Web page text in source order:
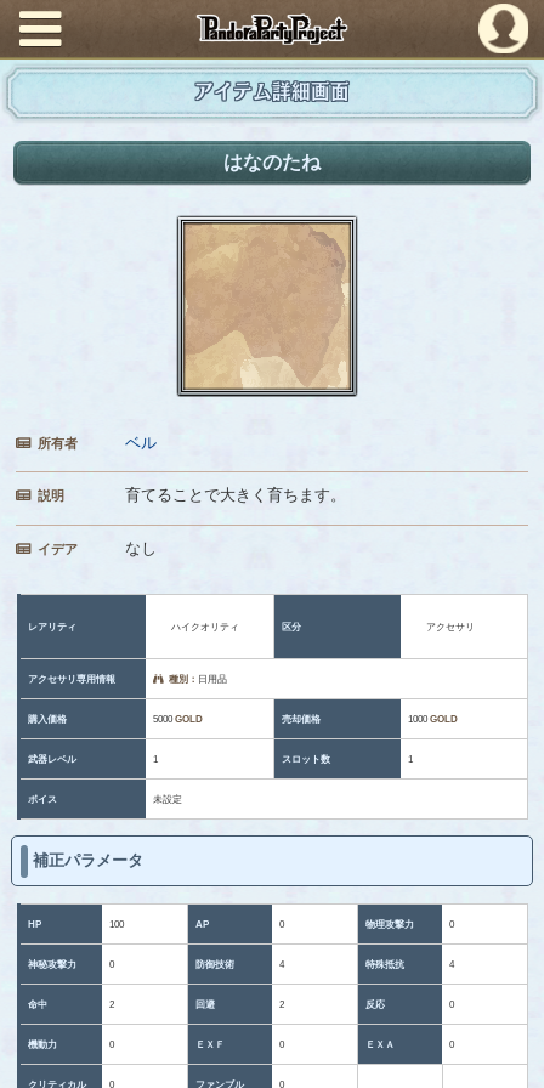
PandoraPartyProject
アイテム詳細画面
はなのたね
所有者 ベル
説明 育てることで大きく育ちます。
イデア なし
レアリティ ハイクオリティ 区分 アクセサリ
アクセサリ専用情報 種別： 日用品
購入価格 5000GOLD 売却価格 1000GOLD
武器レベル 1 スロット数 1
ボイス 未設定
補正パラメータ
HP 100 AP 0 物理攻撃力 0
神秘攻撃力 0 防御技術 4 特殊抵抗 4
命中 2 回避 2 反応 0
機動力 0 ＥＸＦ 0 ＥＸＡ 0
クリティカル 0 ファンブル 0